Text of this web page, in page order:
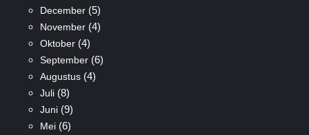
December(5)
November(4)
Oktober(4)
September(6)
Augustus(4)
Juli(8)
Juni(9)
Mei(6)